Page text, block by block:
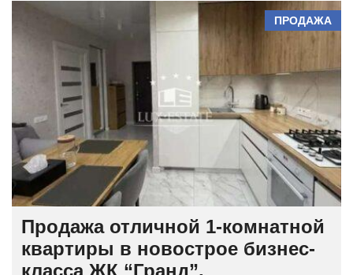
ПРОДАЖА
Продажа отличной 1-комнатной
квартиры в новострое бизнес-